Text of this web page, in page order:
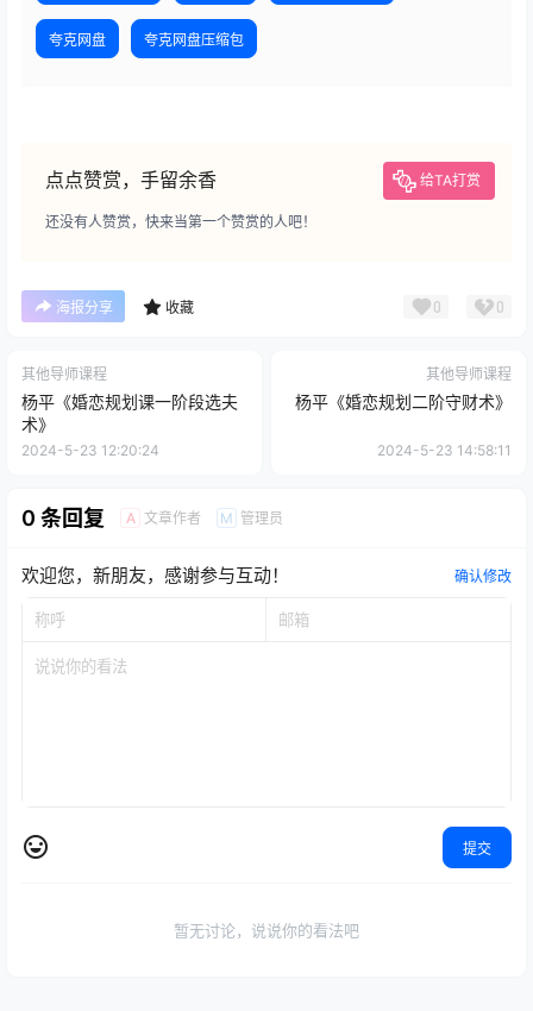
夸克网盘 夸克网盘压缩包
点点赞赏，手留余香 给TA打赏
还没有人赞赏，快来当第一个赞赏的人吧！
海报分享 收藏 0 0
其他导师课程
杨平《婚恋规划课一阶段选夫
术》
2024-5-23 12:20:24
其他导师课程
杨平《婚恋规划二阶守财术》
2024-5-23 14:58:11
0 条回复 A 文章作者 M 管理员
欢迎您，新朋友，感谢参与互动！ 确认修改
提交
暂无讨论，说说你的看法吧